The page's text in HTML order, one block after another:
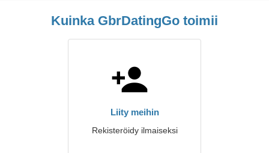
Kuinka GbrDatingGo toimii
Liity meihin
Rekisteröidy ilmaiseksi